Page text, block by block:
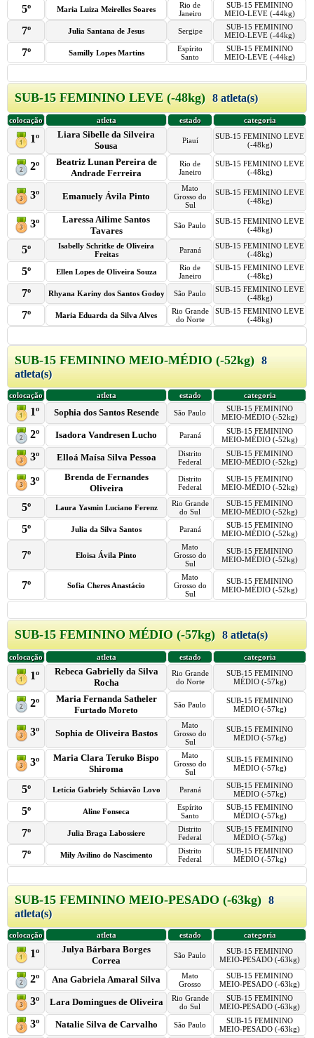
5º Maria Luiza Meirelles Soares
Rio de
Janeiro
SUB-15 FEMININO
MEIO-LEVE (-44kg)
7º Julia Santana de Jesus Sergipe
SUB-15 FEMININO
MEIO-LEVE (-44kg)
7º Samilly Lopes Martins
Espírito
Santo
SUB-15 FEMININO
MEIO-LEVE (-44kg)
SUB-15 FEMININO LEVE (-48kg)8 atleta(s)
colocação atleta estado categoria
1º
Liara Sibelle da Silveira
Sousa
Piauí
SUB-15 FEMININO LEVE
(-48kg)
2º
Beatriz Lunan Pereira de
Andrade Ferreira
Rio de
Janeiro
SUB-15 FEMININO LEVE
(-48kg)
3º Emanuely Ávila Pinto
Mato
Grosso do
Sul
SUB-15 FEMININO LEVE
(-48kg)
3º
Laressa Ailime Santos
Tavares
São Paulo
SUB-15 FEMININO LEVE
(-48kg)
5º
Isabelly Schritke de Oliveira
Freitas
Paraná
SUB-15 FEMININO LEVE
(-48kg)
5º Ellen Lopes de Oliveira Souza
Rio de
Janeiro
SUB-15 FEMININO LEVE
(-48kg)
7º Rhyana Kariny dos Santos Godoy São Paulo
SUB-15 FEMININO LEVE
(-48kg)
7º Maria Eduarda da Silva Alves
Rio Grande
do Norte
SUB-15 FEMININO LEVE
(-48kg)
SUB-15 FEMININO MEIO-MÉDIO (-52kg)8
atleta(s)
colocação atleta estado categoria
1º Sophia dos Santos Resende São Paulo
SUB-15 FEMININO
MEIO-MÉDIO (-52kg)
2º Isadora Vandresen Lucho Paraná
SUB-15 FEMININO
MEIO-MÉDIO (-52kg)
3º Elloá Maísa Silva Pessoa
Distrito
Federal
SUB-15 FEMININO
MEIO-MÉDIO (-52kg)
3º
Brenda de Fernandes
Oliveira
Distrito
Federal
SUB-15 FEMININO
MEIO-MÉDIO (-52kg)
5º Laura Yasmin Luciano Ferenz
Rio Grande
do Sul
SUB-15 FEMININO
MEIO-MÉDIO (-52kg)
5º Julia da Silva Santos Paraná
SUB-15 FEMININO
MEIO-MÉDIO (-52kg)
7º Eloisa Ávila Pinto
Mato
Grosso do
Sul
SUB-15 FEMININO
MEIO-MÉDIO (-52kg)
7º Sofia Cheres Anastácio
Mato
Grosso do
Sul
SUB-15 FEMININO
MEIO-MÉDIO (-52kg)
SUB-15 FEMININO MÉDIO (-57kg)8 atleta(s)
colocação atleta estado categoria
1º
Rebeca Gabrielly da Silva
Rocha
Rio Grande
do Norte
SUB-15 FEMININO
MÉDIO (-57kg)
2º
Maria Fernanda Satheler
Furtado Moreto
São Paulo
SUB-15 FEMININO
MÉDIO (-57kg)
3º Sophia de Oliveira Bastos
Mato
Grosso do
Sul
SUB-15 FEMININO
MÉDIO (-57kg)
3º
Maria Clara Teruko Bispo
Shiroma
Mato
Grosso do
Sul
SUB-15 FEMININO
MÉDIO (-57kg)
5º Letícia Gabriely Schiavão Lovo Paraná
SUB-15 FEMININO
MÉDIO (-57kg)
5º Aline Fonseca
Espírito
Santo
SUB-15 FEMININO
MÉDIO (-57kg)
7º Julia Braga Labossiere
Distrito
Federal
SUB-15 FEMININO
MÉDIO (-57kg)
7º Mily Avilino do Nascimento
Distrito
Federal
SUB-15 FEMININO
MÉDIO (-57kg)
SUB-15 FEMININO MEIO-PESADO (-63kg)8
atleta(s)
colocação atleta estado categoria
1º
Julya Bárbara Borges
Correa
São Paulo
SUB-15 FEMININO
MEIO-PESADO (-63kg)
2º Ana Gabriela Amaral Silva
Mato
Grosso
SUB-15 FEMININO
MEIO-PESADO (-63kg)
3º Lara Domingues de Oliveira
Rio Grande
do Sul
SUB-15 FEMININO
MEIO-PESADO (-63kg)
3º Natalie Silva de Carvalho São Paulo
SUB-15 FEMININO
MEIO-PESADO (-63kg)